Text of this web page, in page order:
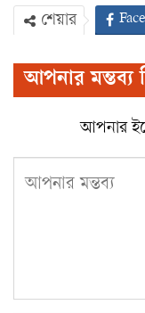
শেয়ার
Viber
আপনার মন্তব্য
আপনার